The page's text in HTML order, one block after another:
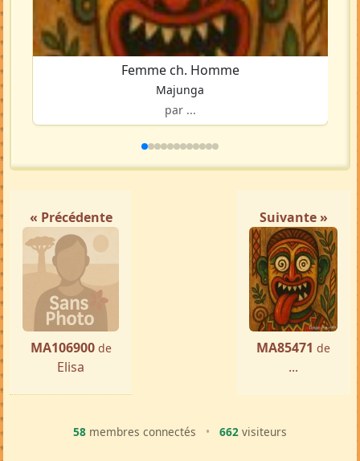
Femme ch. Homme
Majunga
par ...
« Précédente
MA106900 de
Elisa
Suivante »
MA85471 de
...
58 membres connectés • 662 visiteurs